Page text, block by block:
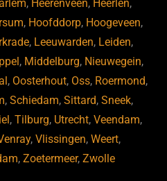
, Heerenveen, Heerlen,
, Hoofddorp, Hoogeveen,
, Leeuwarden, Leiden,
, Middelburg, Nieuwegein,
, Oosterhout, Oss, Roermond,
, Schiedam, Sittard, Sneek,
,Tilburg, Utrecht,Veendam,
,Vlissingen,Weert,
,Zoetermeer,Zwolle